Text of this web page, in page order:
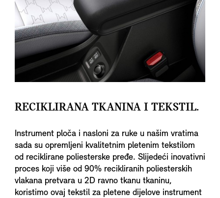
RECIKLIRANA TKANINA I TEKSTIL.
Instrument ploča i nasloni za ruke u našim vratima
sada su opremljeni kvalitetnim pletenim tekstilom
od reciklirane poliesterske pređe. Slijedeći inovativni
proces koji više od 90% recikliranih poliesterskih
vlakana pretvara u 2D ravno tkanu tkaninu,
koristimo ovaj tekstil za pletene dijelove instrument